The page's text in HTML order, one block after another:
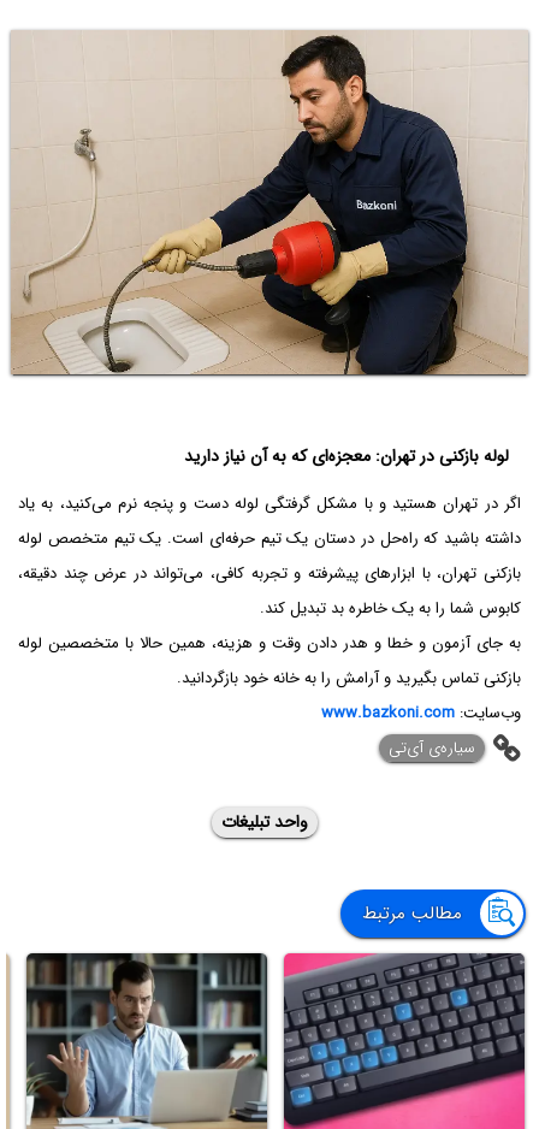
لوله بازکنی در تهران: معجزه‌ای که به آن نیاز دارید
اگر در تهران هستید و با مشکل گرفتگی لوله دست و پنجه نرم می‌کنید، به یاد
داشته باشید که راه‌حل در دستان یک تیم حرفه‌ای است. یک تیم متخصص لوله
بازکنی تهران، با ابزارهای پیشرفته و تجربه کافی، می‌تواند در عرض چند دقیقه،
کابوس شما را به یک خاطره بد تبدیل کند.
به جای آزمون و خطا و هدر دادن وقت و هزینه، همین حالا با متخصصین لوله
بازکنی تماس بگیرید و آرامش را به خانه خود بازگردانید.
وب‌سایت: www.bazkoni.com
‌سیاره‌ی آی‌تی
واحد تبلیغات
مطالب مرتبط